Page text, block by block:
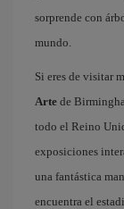
sorprende con
mundo.
Si eres de visitar
Arte de
todo el Reino
exposiciones
una fantástica
encuentra el